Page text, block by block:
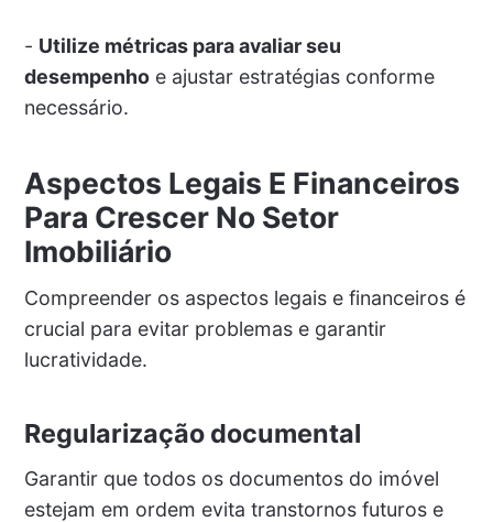
- Utilize métricas para avaliar seu
desempenhoe ajustar estratégias conforme
necessário.
Aspectos Legais E Financeiros
Para Crescer No Setor
Imobiliário
Compreender os aspectos legais e financeiros é
crucial para evitar problemas e garantir
lucratividade.
Regularização documental
Garantir que todos os documentos do imóvel
estejam em ordem evita transtornos futuros e